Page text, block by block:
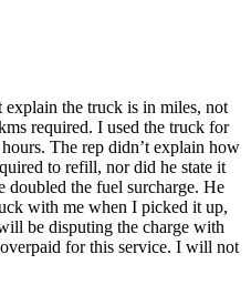
explain the truck is in miles, not
required. I used the truck for
The rep didn’t explain how
to refill, nor did he state it
doubled the fuel surcharge. He
with me when I picked it up,
be disputing the charge with
for this service. I will not